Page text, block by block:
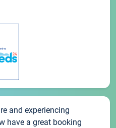
and experiencing
have a great booking